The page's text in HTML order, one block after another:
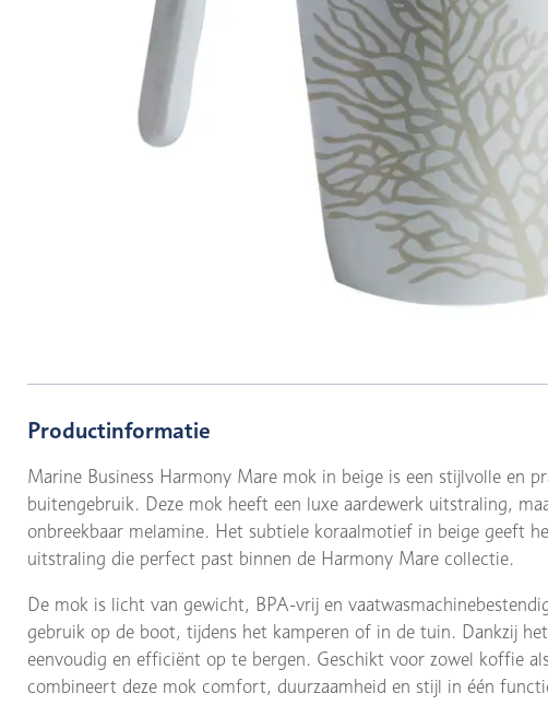
Productinformatie
Marine Business Harmony Mare mok in beige is een stijlvolle en
buitengebruik. Deze mok heeft een luxe aardewerk uitstraling,
onbreekbaar melamine. Het subtiele koraalmotief in beige geeft
uitstraling die perfect past binnen de Harmony Mare collectie.
De mok is licht van gewicht, BPA-vrij en
gebruik op de boot, tijdens het kamperen of in de tuin. Dankzij
eenvoudig en efficiënt op te bergen. Geschikt voor zowel koffie
combineert deze mok comfort, duurzaamheid en stijl in één